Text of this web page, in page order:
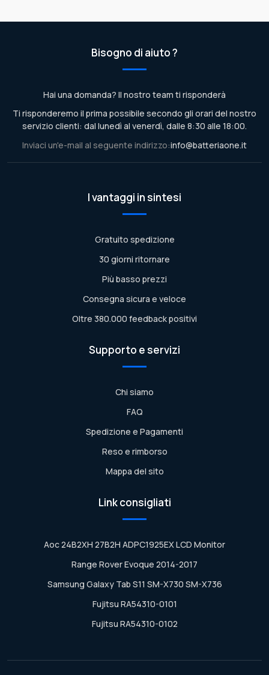
Bisogno di aiuto ?
Hai una domanda? Il nostro team ti risponderà
Ti risponderemo il prima possibile secondo gli orari del nostro
servizio clienti: dal lunedì al venerdì, dalle 8:30 alle 18:00.
Inviaci un'e-mail al seguente indirizzo:info@batteriaone.it
I vantaggi in sintesi
Gratuito spedizione
30 giorni ritornare
Più basso prezzi
Consegna sicura e veloce
Oltre 380.000 feedback positivi
Supporto e servizi
Chi siamo
FAQ
Spedizione e Pagamenti
Reso e rimborso
Mappa del sito
Link consigliati
Aoc 24B2XH 27B2H ADPC1925EX LCD Monitor
Range Rover Evoque 2014-2017
Samsung Galaxy Tab S11 SM-X730 SM-X736
Fujitsu RA54310-0101
Fujitsu RA54310-0102